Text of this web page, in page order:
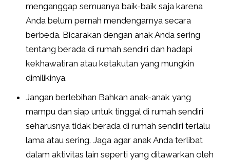
menganggap semuanya baik-baik saja karena
Anda belum pernah mendengarnya secara
berbeda. Bicarakan dengan anak Anda sering
tentang berada di rumah sendiri dan hadapi
kekhawatiran atau ketakutan yang mungkin
dimilikinya.
Jangan berlebihan Bahkan anak-anak yang
mampu dan siap untuk tinggal di rumah sendiri
seharusnya tidak berada di rumah sendiri terlalu
lama atau sering. Jaga agar anak Anda terlibat
dalam aktivitas lain seperti yang ditawarkan oleh